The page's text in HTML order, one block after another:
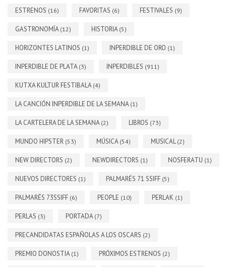
ESTRENOS (16) FAVORITAS (6) FESTIVALES (9)
GASTRONOMÍA (12) HISTORIA (5)
HORIZONTES LATINOS (1) INPERDIBLE DE ORO (1)
INPERDIBLE DE PLATA (3) INPERDIBLES (911)
KUTXA KULTUR FESTIBALA (4)
LA CANCIÓN INPERDIBLE DE LA SEMANA (1)
LA CARTELERA DE LA SEMANA (2) LIBROS (73)
MUNDO HIPSTER (53) MÚSICA (54) MUSICAL(2)
NEW DIRECTORS (2) NEWDIRECTORS (1) NOSFERATU (1)
NUEVOS DIRECTORES (1) PALMARÉS 71 SSIFF (5)
PALMARÉS 73SSIFF (6) PEOPLE (10) PERLAK (1)
PERLAS (3) PORTADA (7)
PRECANDIDATAS ESPAÑOLAS A LOS OSCARS (2)
PREMIO DONOSTIA (1) PRÓXIMOS ESTRENOS (2)